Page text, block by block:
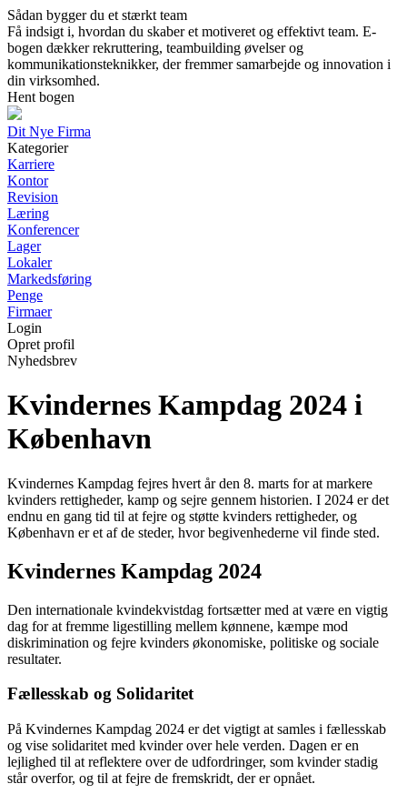
Sådan bygger du et stærkt team
Få indsigt i, hvordan du skaber et motiveret og effektivt team. E-
bogen dækker rekruttering, teambuilding øvelser og
kommunikationsteknikker, der fremmer samarbejde og innovation i
din virksomhed.
Hent bogen
Dit Nye Firma
Kategorier
Karriere
Kontor
Revision
Læring
Konferencer
Lager
Lokaler
Markedsføring
Penge
Firmaer
Login
Opret profil
Nyhedsbrev
Kvindernes Kampdag 2024 i
København
Kvindernes Kampdag fejres hvert år den 8. marts for at markere
kvinders rettigheder, kamp og sejre gennem historien. I 2024 er det
endnu en gang tid til at fejre og støtte kvinders rettigheder, og
København er et af de steder, hvor begivenhederne vil finde sted.
Kvindernes Kampdag 2024
Den internationale kvindekvistdag fortsætter med at være en vigtig
dag for at fremme ligestilling mellem kønnene, kæmpe mod
diskrimination og fejre kvinders økonomiske, politiske og sociale
resultater.
Fællesskab og Solidaritet
På Kvindernes Kampdag 2024 er det vigtigt at samles i fællesskab
og vise solidaritet med kvinder over hele verden. Dagen er en
lejlighed til at reflektere over de udfordringer, som kvinder stadig
står overfor, og til at fejre de fremskridt, der er opnået.